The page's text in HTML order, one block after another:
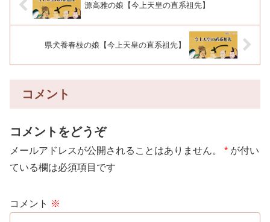
源高雅の娘【今上天皇の直系祖先】
県犬養春枝の娘【今上天皇の直系祖先】
コメント
コメントをどうぞ
メールアドレスが公開されることはありません。 * が付い
ている欄は必須項目です
コメント ※